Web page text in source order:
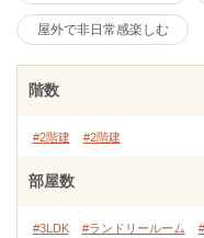
屋外で非日常感楽しむ
階数
#2階建 #2階建
部屋数
#3LDK #ランドリールーム